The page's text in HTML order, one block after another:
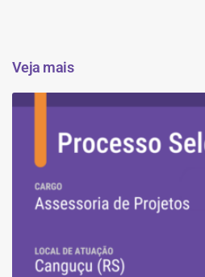
Veja mais